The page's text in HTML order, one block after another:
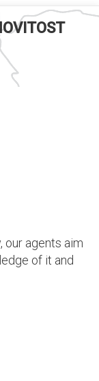
agents aim
of it and